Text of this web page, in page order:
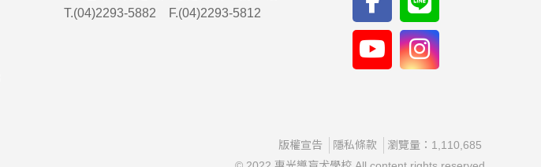
T.(04)2293-5882 F.(04)2293-5812
版權宣告 隱私條款
瀏覽量：1,110,685